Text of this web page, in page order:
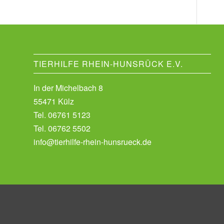
TIERHILFE RHEIN-HUNSRÜCK E.V.
In der Michelbach 8
55471 Külz
Tel. 06761 5123
Tel. 06762 5502
info@tierhilfe-rhein-hunsrueck.de